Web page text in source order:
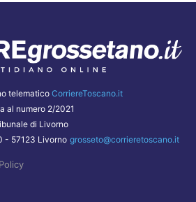
telematico CorriereToscano.it
al numero 2/2021
di Livorno
- 57123 Livorno grosseto@corrieretoscano.it